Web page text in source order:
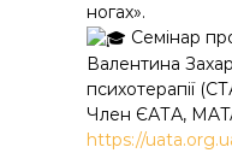
ногах».
Семінар
Валентина
психотерапії
Член ЄАТА,
https://